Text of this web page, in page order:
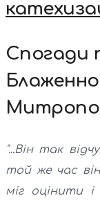
Спогади
"...Він так
той же час
міг оцінити